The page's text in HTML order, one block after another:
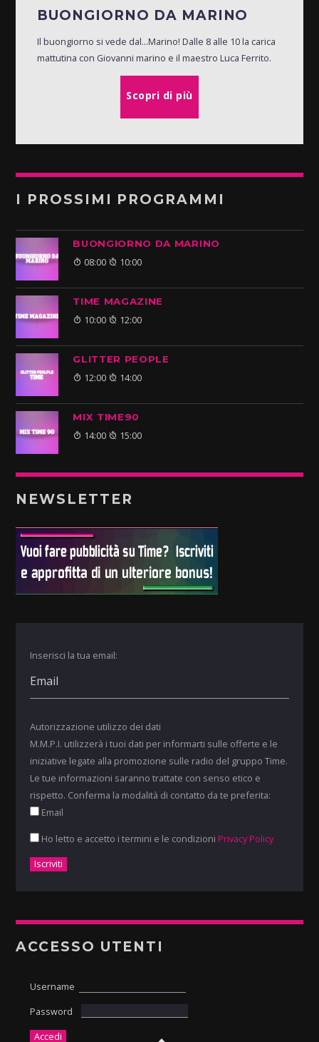
BUONGIORNO DA MARINO
Il buongiorno si vede dal...Marino! Dalle 8 alle 10 la carica
mattutina con Giovanni marino e il maestro Luca Ferrito.
Scopri di più
I PROSSIMI PROGRAMMI
BUONGIORNO DA MARINO
08:00 10:00
TIME MAGAZINE
10:00 12:00
GLITTER PEOPLE
12:00 14:00
MIX TIME90
14:00 15:00
NEWSLETTER
Inserisci la tua email:
Autorizzazione utilizzo dei dati
M.M.P.I. utilizzerà i tuoi dati per informarti sulle offerte e le
iniziative legate alla promozione sulle radio del gruppo Time.
Le tue informazioni saranno trattate con senso etico e
rispetto. Conferma la modalità di contatto da te preferita:
Email
Ho letto e accetto i termini e le condizioni Privacy Policy
ACCESSO UTENTI
Username
Password